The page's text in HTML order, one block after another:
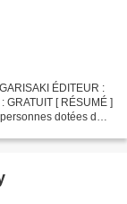
ÉDITEUR :
GRATUIT [ RÉSUMÉ ]
dotées de